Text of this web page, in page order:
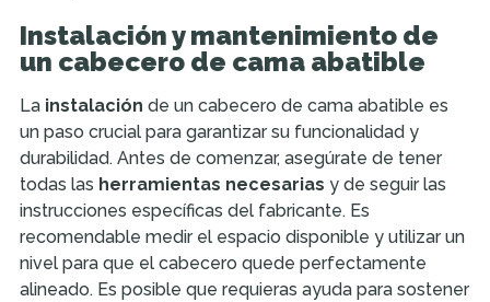
Instalación y mantenimiento de
un cabecero de cama abatible
La instalación de un cabecero de cama abatible es
un paso crucial para garantizar su funcionalidad y
durabilidad. Antes de comenzar, asegúrate de tener
todas las herramientas necesarias y de seguir las
instrucciones específicas del fabricante. Es
recomendable medir el espacio disponible y utilizar un
nivel para que el cabecero quede perfectamente
alineado. Es posible que requieras ayuda para sostener